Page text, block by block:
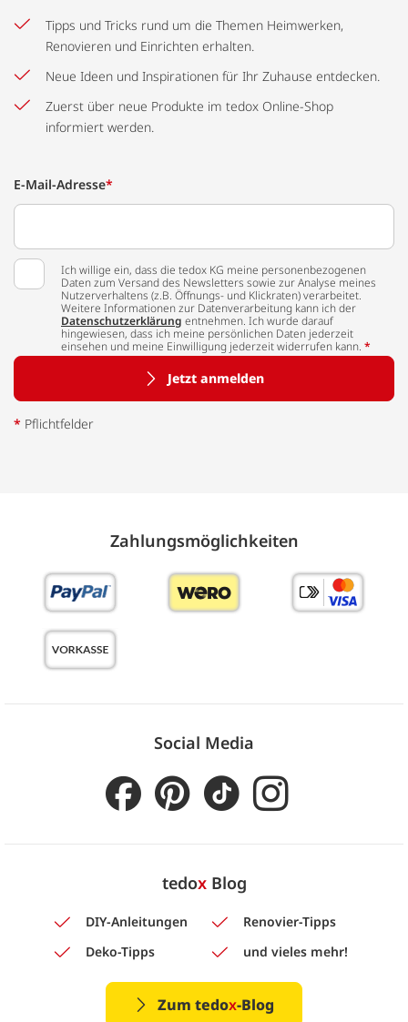
Tipps und Tricks rund um die Themen Heimwerken,
Renovieren und Einrichten erhalten.
Neue Ideen und Inspirationen für Ihr Zuhause entdecken.
Zuerst über neue Produkte im tedox Online-Shop
informiert werden.
E-Mail-Adresse*
Ich willige ein, dass die tedox KG meine personenbezogenen
Daten zum Versand des Newsletters sowie zur Analyse meines
Nutzerverhaltens (z.B. Öffnungs- und Klickraten) verarbeitet.
Weitere Informationen zur Datenverarbeitung kann ich der
Datenschutzerklärung entnehmen. Ich wurde darauf
hingewiesen, dass ich meine persönlichen Daten jederzeit
einsehen und meine Einwilligung jederzeit widerrufen kann. *
Jetzt anmelden
* Pflichtfelder
Zahlungs­möglich­keiten
Social Media
tedoxBlog
DIY-Anleitungen
Renovier-Tipps
Deko-Tipps
und vieles mehr!
Zum tedox-Blog